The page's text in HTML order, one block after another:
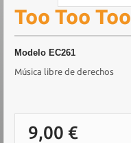
Too Too Too
Modelo EC261
Música libre de derechos
9,00 €